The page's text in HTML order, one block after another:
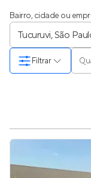
Bairro, cidade ou
Filtrar